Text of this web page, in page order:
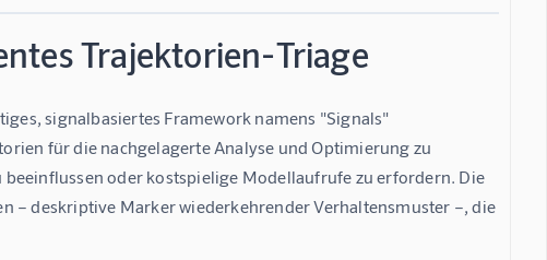
Trajektorien-Triage
signalbasiertes Framework namens "Signals"
für die nachgelagerte Analyse und Optimierung zu
oder kostspielige Modellaufrufe zu erfordern. Die
– deskriptive Marker wiederkehrender Verhaltensmuster –, die